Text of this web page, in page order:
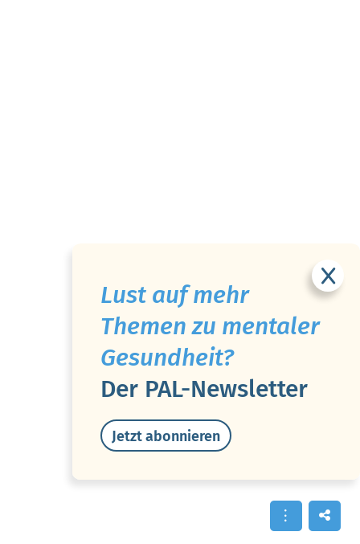
Lust auf mehr
Themen zu mentaler
Gesundheit?
Der PAL-Newsletter
Jetzt abonnieren